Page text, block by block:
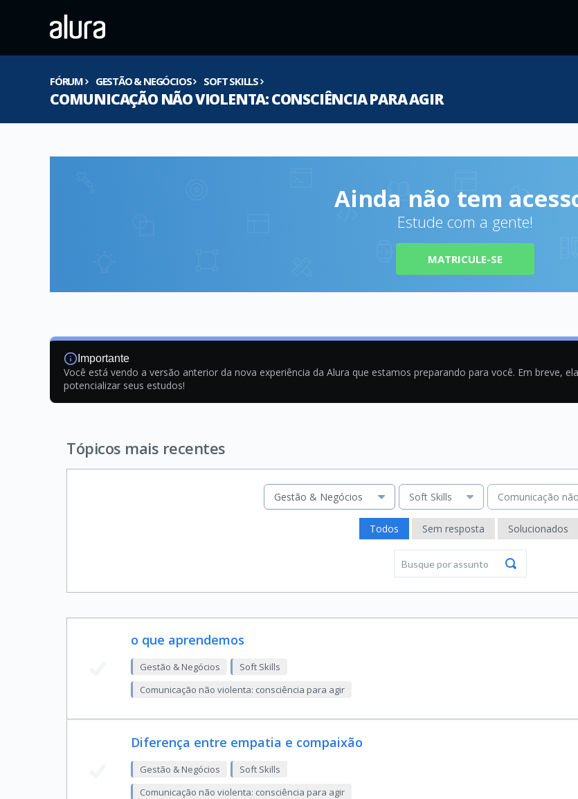
FÓRUM GESTÃO & NEGÓCIOS SOFT SKILLS
COMUNICAÇÃO NÃO VIOLENTA: CONSCIÊNCIA PARA AGIR
Ainda não tem
Estude com a gente!
MATRICULE-SE
Importante
Você está vendo a versão anterior da nova experiência da Alura que estamos preparando para você. Em breve,
potencializar seus estudos!
Tópicos mais recentes
Gestão & Negócios Soft Skills Comunicação
Todos Sem resposta Solucionados
o que aprendemos
Gestão & Negócios
Soft Skills
Comunicação não violenta: consciência para agir
Diferença entre empatia e compaixão
Gestão & Negócios
Soft Skills
Comunicação não violenta: consciência para agir